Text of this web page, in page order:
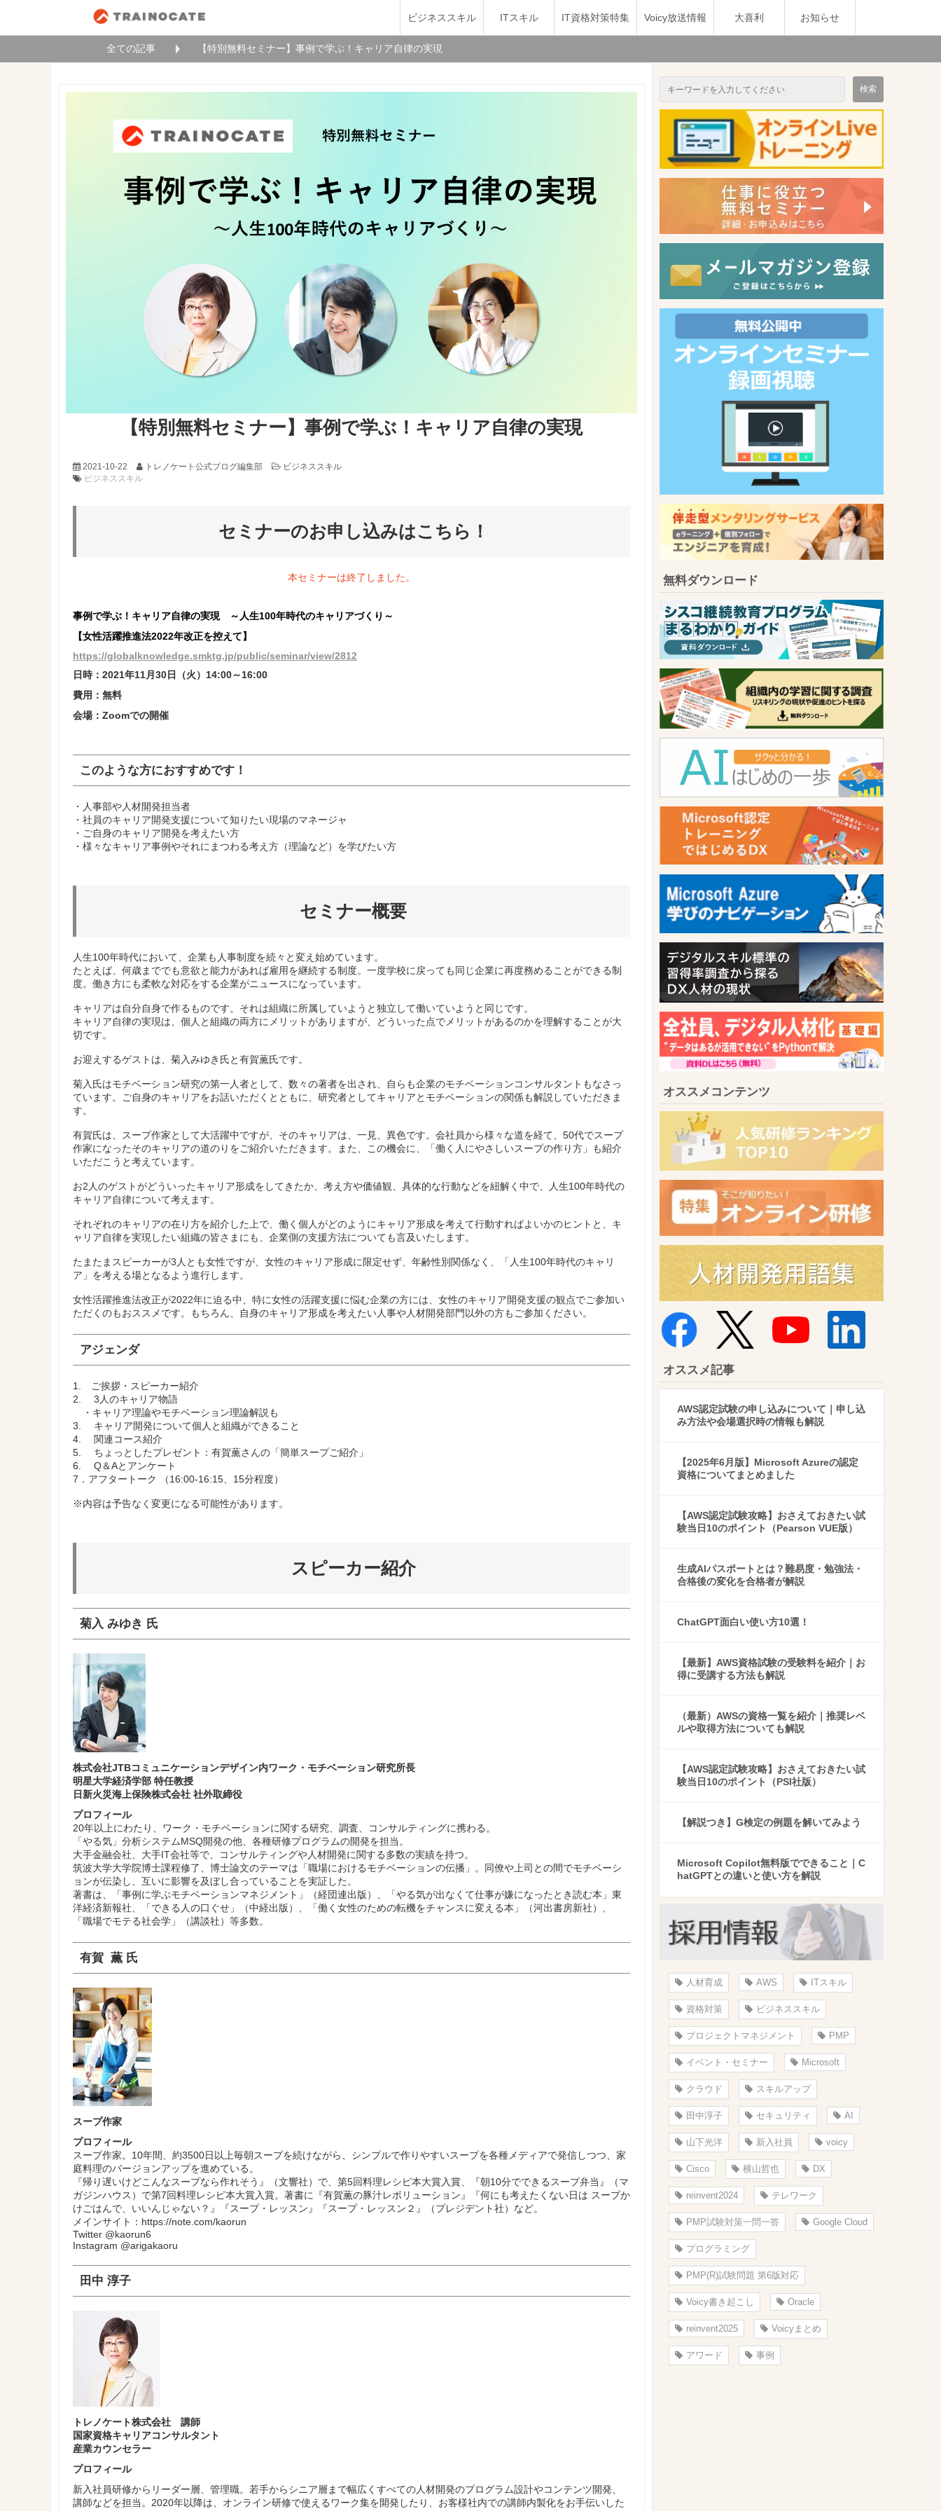
ビジネススキル ITスキル IT資格対策特集 Voicy放送情報 大喜利 お知らせ
全ての記事 【特別無料セミナー】事例で学ぶ！キャリア自律の実現
【特別無料セミナー】事例で学ぶ！キャリア自律の実現
2021-10-22 トレノケート公式ブログ編集部
ビジネススキル
ビジネススキル
セミナーのお申し込みはこちら！
本セミナーは終了しました。
事例で学ぶ！キャリア自律の実現 ～人生100年時代のキャリアづくり～
【女性活躍推進法2022年改正を控えて】
https://globalknowledge.smktg.jp/public/seminar/view/2812
日時：2021年11月30日（火）14:00～16:00
費用：無料
会場：Zoomでの開催
このような方におすすめです！
・人事部や人材開発担当者
・社員のキャリア開発支援について知りたい現場のマネージャ
・ご自身のキャリア開発を考えたい方
・様々なキャリア事例やそれにまつわる考え方（理論など）を学びたい方
セミナー概要
人生100年時代において、企業も人事制度を続々と変え始めています。
たとえば、何歳まででも意欲と能力があれば雇用を継続する制度。一度学校に戻っても同じ企業に再度務めることができる制
度。働き方にも柔軟な対応をする企業がニュースになっています。
キャリアは自分自身で作るものです。それは組織に所属していようと独立して働いていようと同じです。
キャリア自律の実現は、個人と組織の両方にメリットがありますが、どういった点でメリットがあるのかを理解することが大
切です。
お迎えするゲストは、菊入みゆき氏と有賀薫氏です。
菊入氏はモチベーション研究の第一人者として、数々の著者を出され、自らも企業のモチベーションコンサルタントもなさっ
ています。ご自身のキャリアをお話いただくとともに、研究者としてキャリアとモチベーションの関係も解説していただきま
す。
有賀氏は、スープ作家として大活躍中ですが、そのキャリアは、一見、異色です。会社員から様々な道を経て、50代でスープ
作家になったそのキャリアの道のりをご紹介いただきます。また、この機会に、「働く人にやさしいスープの作り方」も紹介
いただこうと考えています。
お2人のゲストがどういったキャリア形成をしてきたか、考え方や価値観、具体的な行動などを紐解く中で、人生100年時代の
キャリア自律について考えます。
それぞれのキャリアの在り方を紹介した上で、働く個人がどのようにキャリア形成を考えて行動すればよいかのヒントと、キ
ャリア自律を実現したい組織の皆さまにも、企業側の支援方法についても言及いたします。
たまたまスピーカーが3人とも女性ですが、女性のキャリア形成に限定せず、年齢性別関係なく、「人生100年時代のキャリ
ア」を考える場となるよう進行します。
女性活躍推進法改正が2022年に迫る中、特に女性の活躍支援に悩む企業の方には、女性のキャリア開発支援の観点でご参加い
ただくのもおススメです。もちろん、自身のキャリア形成を考えたい人事や人材開発部門以外の方もご参加ください。
アジェンダ
1. ご挨拶・スピーカー紹介
2. 3人のキャリア物語
・キャリア理論やモチベーション理論解説も
3. キャリア開発について個人と組織ができること
4. 関連コース紹介
5. ちょっとしたプレゼント：有賀薫さんの「簡単スープご紹介」
6. Q＆Aとアンケート
7．アフタートーク （16:00-16:15、15分程度）
※内容は予告なく変更になる可能性があります。
スピーカー紹介
菊入 みゆき 氏
株式会社JTBコミュニケーションデザイン内ワーク・モチベーション研究所長
明星大学経済学部 特任教授
日新火災海上保険株式会社 社外取締役
プロフィール
20年以上にわたり、ワーク・モチベーションに関する研究、調査、コンサルティングに携わる。
「やる気」分析システムMSQ開発の他、各種研修プログラムの開発を担当。
大手金融会社、大手IT会社等で、コンサルティングや人材開発に関する多数の実績を持つ。
筑波大学大学院博士課程修了、博士論文のテーマは「職場におけるモチベーションの伝播」。同僚や上司との間でモチベーシ
ョンが伝染し、互いに影響を及ぼし合っていることを実証した。
著書は、「事例に学ぶモチベーションマネジメント」（経団連出版）、「やる気が出なくて仕事が嫌になったとき読む本」東
洋経済新報社、「できる人の口ぐせ」（中経出版）、「働く女性のための転機をチャンスに変える本」（河出書房新社）、
「職場でモテる社会学」（講談社）等多数。
有賀 薫 氏
スープ作家
プロフィール
スープ作家。10年間、約3500日以上毎朝スープを続けながら、シンプルで作りやすいスープを各種メディアで発信しつつ、家
庭料理のバージョンアップを進めている。
『帰り遅いけどこんなスープなら作れそう』（文響社）で、第5回料理レシピ本大賞入賞、『朝10分でできるスープ弁当』（マ
ガジンハウス）で第7回料理レシピ本大賞入賞。著書に『有賀薫の豚汁レボリューション』『何にも考えたくない日は スープか
けごはんで、いいんじゃない？』『スープ・レッスン』『スープ・レッスン２』（プレジデント社）など。
メインサイト：https://note.com/kaorun
Twitter @kaorun6
Instagram @arigakaoru
田中 淳子
トレノケート株式会社 講師
国家資格キャリアコンサルタント
産業カウンセラー
プロフィール
新入社員研修からリーダー層、管理職。若手からシニア層まで幅広くすべての人材開発のプログラム設計やコンテンツ開発、
講師などを担当。2020年以降は、オンライン研修で使えるワーク集を開発したり、お客様社内での講師内製化をお手伝いした
無料ダウンロード
オススメコンテンツ
オススメ記事
AWS認定試験の申し込みについて｜申し込
み方法や会場選択時の情報も解説
【2025年6月版】Microsoft Azureの認定
資格についてまとめました
【AWS認定試験攻略】おさえておきたい試
験当日10のポイント（Pearson VUE版）
生成AIパスポートとは？難易度・勉強法・
合格後の変化を合格者が解説
ChatGPT面白い使い方10選！
【最新】AWS資格試験の受験料を紹介｜お
得に受講する方法も解説
（最新）AWSの資格一覧を紹介｜推奨レベ
ルや取得方法についても解説
【AWS認定試験攻略】おさえておきたい試
験当日10のポイント（PSI社版）
【解説つき】G検定の例題を解いてみよう
Microsoft Copilot無料版でできること｜C
hatGPTとの違いと使い方を解説
人材育成 AWS ITスキル
資格対策 ビジネススキル
プロジェクトマネジメント PMP
イベント・セミナー Microsoft
クラウド スキルアップ
田中淳子 セキュリティ AI
山下光洋 新入社員 voicy
Cisco 横山哲也 DX
reinvent2024 テレワーク
PMP試験対策一問一答 Google Cloud
プログラミング
PMP(R)試験問題 第6版対応
Voicy書き起こし Oracle
reinvent2025 Voicyまとめ
アワード 事例